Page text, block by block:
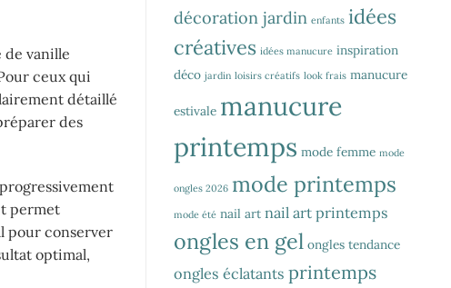
de vanille
ceux qui
détaillé
des
permet
pour conserver
optimal,
décoration jardin enfants idées
créatives idées manucure inspiration
déco jardin loisirs créatifs look frais manucure
estivale manucure
printemps mode femme mode
ongles 2026 mode printemps
mode été nail art nail art printemps
ongles en gel ongles tendance
ongles éclatants printemps